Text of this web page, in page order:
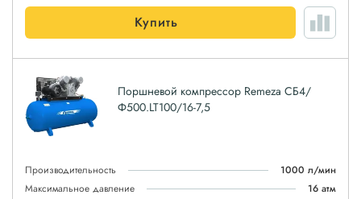
Купить
Поршневой компрессор Remeza СБ4/
Ф500.LT100/16-7,5
Производительность
1000 л/мин
Максимальное давление
16 атм